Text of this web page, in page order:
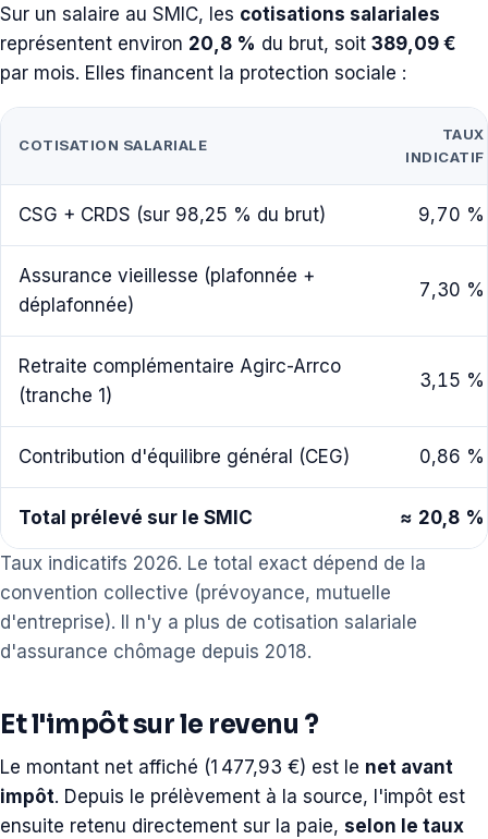
Sur un salaire au SMIC, les cotisations salariales
représentent environ 20,8 % du brut, soit 389,09 €
par mois. Elles financent la protection sociale :
COTISATION SALARIALE
TAUX
INDICATIF
CSG + CRDS (sur 98,25 % du brut) 9,70 %
Assurance vieillesse (plafonnée +
déplafonnée)
7,30 %
Retraite complémentaire Agirc-Arrco
(tranche 1)
3,15 %
Contribution d'équilibre général (CEG) 0,86 %
Total prélevé sur le SMIC ≈ 20,8 %
Taux indicatifs 2026. Le total exact dépend de la
convention collective (prévoyance, mutuelle
d'entreprise). Il n'y a plus de cotisation salariale
d'assurance chômage depuis 2018.
Et l'impôt sur le revenu ?
Le montant net affiché (1 477,93 €) est le net avant
impôt. Depuis le prélèvement à la source, l'impôt est
ensuite retenu directement sur la paie, selon le taux